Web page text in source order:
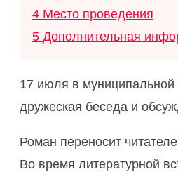
4 Место проведения
5 Дополнительная
17 июля в муниципальной
дружеская беседа и
Роман переносит
Во время литературной